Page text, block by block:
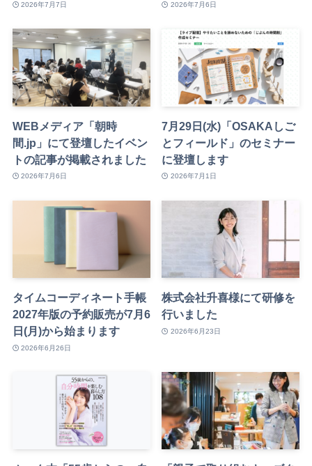
2026年7月7日 2026年7月6日
WEBメディア「朝時
間.jp」にて登壇したイベン
トの記事が掲載されました
2026年7月6日
7月29日(水)「OSAKAしご
とフィールド」のセミナー
に登壇します
2026年7月1日
タイムコーディネート手帳
2027年版の予約販売が7月6
日(月)から始まります
2026年6月26日
株式会社升喜様にて研修を
行いました
2026年6月23日